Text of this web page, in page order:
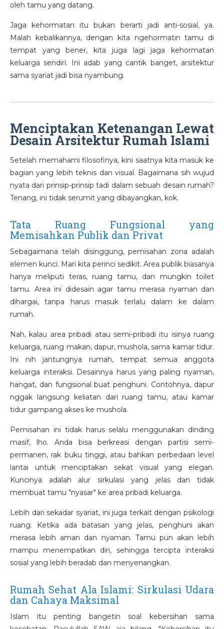
oleh tamu yang datang.
Jaga kehormatan itu bukan berarti jadi anti-sosial, ya.
Malah kebalikannya, dengan kita ngehormatin tamu di
tempat yang bener, kita juga lagi jaga kehormatan
keluarga sendiri. Ini adab yang cantik banget, arsitektur
sama syariat jadi bisa nyambung.
Menciptakan Ketenangan Lewat
Desain Arsitektur Rumah Islami
Setelah memahami filosofinya, kini saatnya kita masuk ke
bagian yang lebih teknis dan visual. Bagaimana sih wujud
nyata dari prinsip-prinsip tadi dalam sebuah desain rumah?
Tenang, ini tidak serumit yang dibayangkan, kok.
Tata Ruang Fungsional yang
Memisahkan Publik dan Privat
Sebagaimana telah disinggung, pemisahan zona adalah
elemen kunci. Mari kita perinci sedikit. Area publik biasanya
hanya meliputi teras, ruang tamu, dan mungkin toilet
tamu. Area ini didesain agar tamu merasa nyaman dan
dihargai, tanpa harus masuk terlalu dalam ke dalam
rumah.
Nah, kalau area pribadi atau semi-pribadi itu isinya ruang
keluarga, ruang makan, dapur, mushola, sama kamar tidur.
Ini nih jantungnya rumah, tempat semua anggota
keluarga interaksi. Desainnya harus yang paling nyaman,
hangat, dan fungsional buat penghuni. Contohnya, dapur
nggak langsung keliatan dari ruang tamu, atau kamar
tidur gampang akses ke mushola.
Pemisahan ini tidak harus selalu menggunakan dinding
masif, lho. Anda bisa berkreasi dengan partisi semi-
permanen, rak buku tinggi, atau bahkan perbedaan level
lantai untuk menciptakan sekat visual yang elegan.
Kuncinya adalah alur sirkulasi yang jelas dan tidak
membuat tamu "nyasar" ke area pribadi keluarga.
Lebih dari sekadar syariat, ini juga terkait dengan psikologi
ruang. Ketika ada batasan yang jelas, penghuni akan
merasa lebih aman dan nyaman. Tamu pun akan lebih
mampu menempatkan diri, sehingga tercipta interaksi
sosial yang lebih beradab dan menyenangkan.
Rumah Sehat Ala Islami: Sirkulasi Udara
dan Cahaya Maksimal
Islam itu penting bangetin soal kebersihan sama